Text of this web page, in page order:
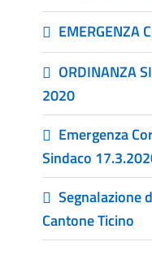
EMERGENZA
ORDINANZA
2020
Emergenza
Sindaco
Segnalazione
Cantone Ticino